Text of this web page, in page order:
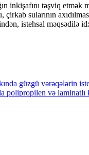
inkişafını təşviq
çirkab sularının
istehsal məqsədilə
güzgü vərəqələrin
polipropilen və laminatlı